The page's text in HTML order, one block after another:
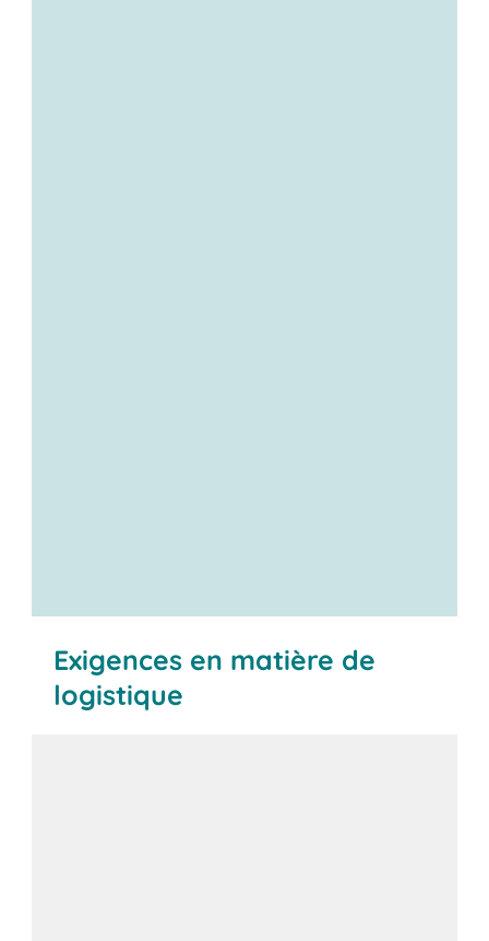
Exigences en matière de
logistique